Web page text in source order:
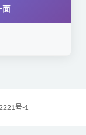
面
号-1